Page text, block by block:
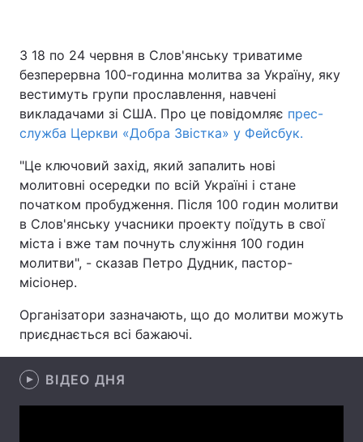
Україна Політика
Економіка Світ
Наука
Техно і зв'язок
Зброя Інциденти
З 18 по 24 червня в Слов'янську триватиме
безперервна 100-годинна молитва за Україну, яку
вестимуть групи прославлення, навчені
викладачами зі США. Про це повідомляє прес-
служба Церкви «Добра Звістка» у Фейсбук.
"Це ключовий захід, який запалить нові
молитовні осередки по всій Україні і стане
початком пробудження. Після 100 годин молитви
в Слов'янську учасники проекту поїдуть в свої
міста і вже там почнуть служіння 100 годин
молитви", - сказав Петро Дудник, пастор-
місіонер.
Організатори зазначають, що до молитви можуть
приєднається всі бажаючі.
ВІДЕО ДНЯ